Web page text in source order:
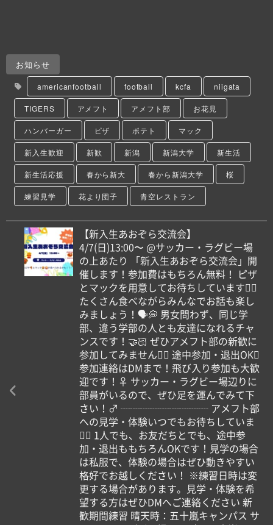
お知らせ
americanfootball football kcfa niigata
TIGERS アメフト アメフト部 お花見
ハンバーガー ピザ ポテト マック
新入生歓迎 新歓 新潟 新潟大学 新生活
新生活応援 春から新大 春から新潟大学 桜
練習見学 花より団子 青空レストラン
【新入生あおぞら交流会️】
4/7(日)13:00〜 @サッカー・ラグビー場
の上あたり 「新入生あおぞら交流会」開
催します！参加費はもちろん無料！ ピザ
とマックを用意してお待ちしています！🏻
たくさん食べながらみんなでお話も楽し
みましょう！🗣️💭 男女問わず、同じ学
部、違う学部の人とも友達になれるチャ
ンスです！🤝🏻 ぜひアメフト部の新歓に
参加してみませんか🏻 途中参加・退出OK🏻
参加連絡はDMまで！飛び入り参加も大歓
迎です！‍♀️ サッカー・ラグビー場辺りに
部員がいるので、ぜひ足を運んでみて下
さい！‍♂️ ┈┈┈┈┈┈┈┈┈ アメフト部
への見学・体験いつでもお待ちしていま
す🏻 1人でも、お友だちとでも、途中参
加・退出ももちろんOKです！見学の場合
は私服で、体験の場合はぜひ動きやすい
格好でお越しください！ ※練習日時は変
更する場合があります。見学・体験を希
望する方はぜひDMへご連絡ください 新
歓期間練習 晴天時：五十嵐キャンパス サ